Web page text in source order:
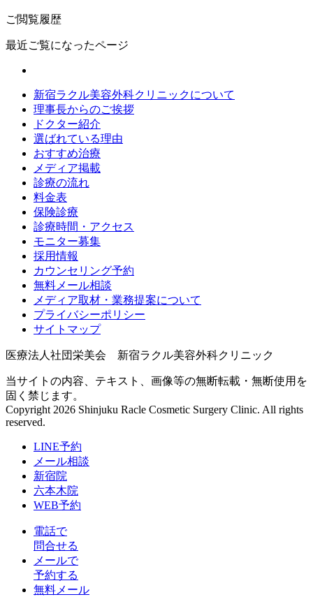
ご閲覧履歴
最近ご覧になったページ
新宿ラクル美容外科クリニックについて
理事長からのご挨拶
ドクター紹介
選ばれている理由
おすすめ治療
メディア掲載
診療の流れ
料金表
保険診療
診療時間・アクセス
モニター募集
採用情報
カウンセリング予約
無料メール相談
メディア取材・業務提案について
プライバシーポリシー
サイトマップ
医療法人社団栄美会 新宿ラクル美容外科クリニック
当サイトの内容、テキスト、画像等の無断転載・無断使用を
固く禁じます。
Copyright 2026 Shinjuku Racle Cosmetic Surgery Clinic. All rights
reserved.
LINE予約
メール相談
新宿院
六本木院
WEB予約
電話で
問合せる
メールで
予約する
無料メール